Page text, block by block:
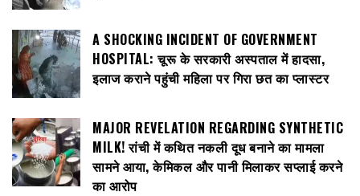
A SHOCKING INCIDENT OF GOVERNMENT
HOSPITAL: चूरू के सरकारी अस्पताल में हादसा,
इलाज कराने पहुंची महिला पर गिरा छत का प्लास्टर
MAJOR REVELATION REGARDING SYNTHETIC
MILK! रांची में कथित नकली दूध बनाने का मामला
सामने आया, केमिकल और पानी मिलाकर सप्लाई करने
का आरोप